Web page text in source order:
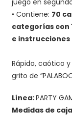
juego en
• Contiene: 70
categorías con
e instrucciones
Rápido, caótico
grito de
Línea:PARTY
Medidas de